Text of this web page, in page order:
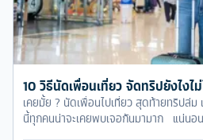
10 วิธีนัดเพื่อนเที่ยว จัดทริปยังไงไ
เคยมั้ย ? นัดเพื่อนไปเที่ยว สุดท้ายทริปล่ม
นี้ทุกคนน่าจะเคยพบเจอกันมามาก แน่นอ